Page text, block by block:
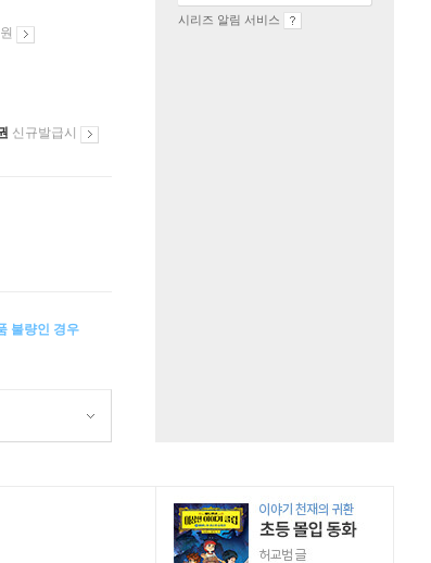
신규발급시
불량인 경우
시리즈 알림 서비스